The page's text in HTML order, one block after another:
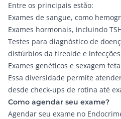
Entre os principais estão:
Exames de sangue, como
Exames hormonais, incluindo
Testes para diagnóstico de
distúrbios da tireoide e infecções
Exames genéticos e sexagem
Essa diversidade permite
desde check-ups de rotina até
Como agendar seu exame?
Agendar seu exame no